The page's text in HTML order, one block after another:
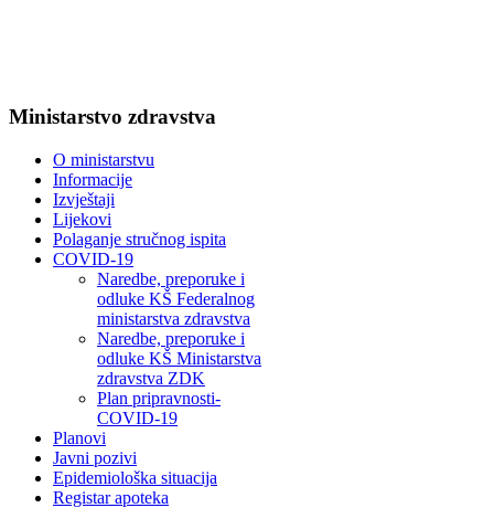
Ministarstvo zdravstva
O ministarstvu
Informacije
Izvještaji
Lijekovi
Polaganje stručnog ispita
COVID-19
Naredbe, preporuke i
odluke KŠ Federalnog
ministarstva zdravstva
Naredbe, preporuke i
odluke KŠ Ministarstva
zdravstva ZDK
Plan pripravnosti-
COVID-19
Planovi
Javni pozivi
Epidemiološka situacija
Registar apoteka